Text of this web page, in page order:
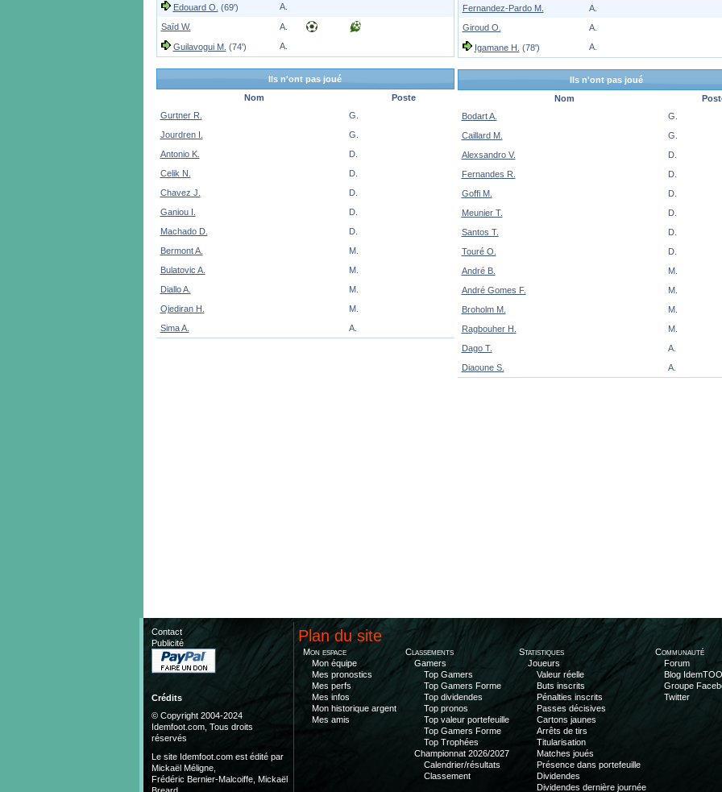
Edouard O. (69') A.
Saïd W. A.
Guilavogui M. (74') A.
Ils n'ont pas joué
Nom
Poste
Gurtner R.
G.
Jourdren I.
G.
Antonio K.
D.
Celik N.
D.
Chavez J.
D.
Ganiou I.
D.
Machado D.
D.
Bermont A.
M.
Bulatovic A.
M.
Diallo A.
M.
Ojediran H.
M.
Sima A.
A.
Fernandez-Pardo M.
A.
Giroud O.
A.
Igamane H. (78') A.
Ils n'ont pas joué
Nom
Bodart A.
G.
Caillard M.
G.
Alexsandro V.
D.
Fernandes R.
D.
Goffi M.
D.
Meunier T.
D.
Santos T.
D.
Touré O.
D.
André B.
M.
André Gomes F.
M.
Broholm M.
M.
Ragbouher H.
M.
Dago T.
A.
Diaoune S.
A.
Contact
Publicité
Crédits
© Copyright 2004-2024
Idemfoot.com, Tous droits
réservés
Le site Idemfoot.com est édité par
Mickaël Méligne,
Frédéric Bernier-Malcoiffe, Mickaël
Breard.
Plan du site
Mon espace
Mon équipe
Mes pronostics
Mes perfs
Mes infos
Mon historique argent
Mes amis
Classements
Gamers
Top Gamers
Top Gamers Forme
Top dividendes
Top pronos
Top valeur portefeuille
Top Gamers Forme
Top Trophées
Championnat 2026/2027
Calendrier/résultats
Classement
Statistiques
Joueurs
Valeur réelle
Buts inscrits
Pénalties inscrits
Passes décisives
Cartons jaunes
Arrêts de tirs
Titularisation
Matches joués
Présence dans portefeuille
Dividendes
Dividendes dernière journée
Communauté
Forum
Blog
Groupe
Twitter